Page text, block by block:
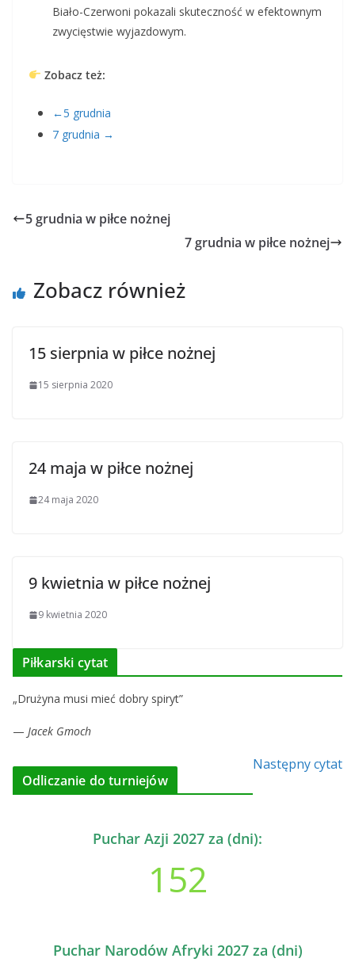
Biało-Czerwoni pokazali skuteczność w efektownym
zwycięstwie wyjazdowym.
Zobacz też:
←5 grudnia
7 grudnia →
5 grudnia w piłce nożnej
7 grudnia w piłce nożnej
Zobacz również
15 sierpnia w piłce nożnej
15 sierpnia 2020
24 maja w piłce nożnej
24 maja 2020
9 kwietnia w piłce nożnej
9 kwietnia 2020
Piłkarski cytat
„Drużyna musi mieć dobry spiryt”
— Jacek Gmoch
Następny cytat
Odliczanie do turniejów
Puchar Azji 2027 za (dni):
152
Puchar Narodów Afryki 2027 za (dni)